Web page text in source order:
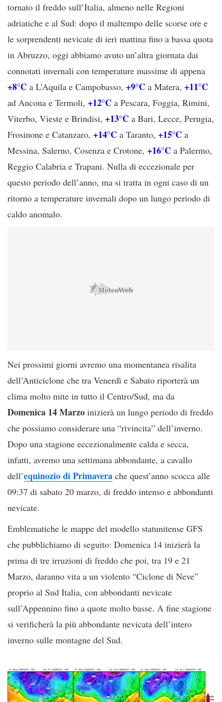
tornato il freddo sull’Italia, almeno nelle Regioni
adriatiche e al Sud: dopo il maltempo delle scorse ore e
le sorprendenti nevicate di ieri mattina fino a bassa quota
in Abruzzo, oggi abbiamo avuto un’altra giornata dai
connotati invernali con temperature massime di appena
+8°C a L’Aquila e Campobasso, +9°C a Matera, +11°C
ad Ancona e Termoli, +12°C a Pescara, Foggia, Rimini,
Viterbo, Vieste e Brindisi, +13°C a Bari, Lecce, Perugia,
Frosinone e Catanzaro, +14°C a Taranto, +15°C a
Messina, Salerno, Cosenza e Crotone, +16°C a Palermo,
Reggio Calabria e Trapani. Nulla di eccezionale per
questo periodo dell’anno, ma si tratta in ogni caso di un
ritorno a temperature invernali dopo un lungo periodo di
caldo anomalo.
Nei prossimi giorni avremo una momentanea risalita
dell’Anticiclone che tra Venerdì e Sabato riporterà un
clima molto mite in tutto il Centro/Sud, ma da
Domenica 14 Marzo inizierà un lungo periodo di freddo
che possiamo considerare una “rivincita” dell’inverno.
Dopo una stagione eccezionalmente calda e secca,
infatti, avremo una settimana abbondante, a cavallo
dell’equinozio di Primavera che quest’anno scocca alle
09:37 di sabato 20 marzo, di freddo intenso e abbondanti
nevicate.
Emblematiche le mappe del modello statunitense GFS
che pubblichiamo di seguito: Domenica 14 inizierà la
prima di tre irruzioni di freddo che poi, tra 19 e 21
Marzo, daranno vita a un violento “Ciclone di Neve”
proprio al Sud Italia, con abbondanti nevicate
sull’Appennino fino a quote molto basse. A fine stagione
si verificherà la più abbondante nevicata dell’intero
inverno sulle montagne del Sud.